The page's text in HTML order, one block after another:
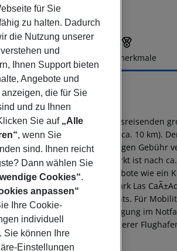
Hotelmerkmale
& Spa
5
sich besonders bei Hochzeitsreisenden
ca. 110 km, Los Cristianos ca. 10 km).
und Sonnenliegen gegen Gebühr
km vom Hotel, ein Supermarkt ist nach
3 km. Unterhaltungsangebote wie ein
aus erreichbar: Nationalpark Las
und Sta. Cruz Monuments. Für
Zur ärztlichen Versorgung im
ca. 81 km entfernt. Ein weiterer
für Sie
zu halten. Dadurch
die Nutzung unserer
und
Ihnen Support bieten
Angebote und
die für Sie
und zu Ihnen
Sie auf „Alle
, wenn Sie
sind. Ihnen reicht
Dann wählen Sie
Cookies“.
anpassen“
Ihre Cookie-
individuell
Sie können Ihre
Einstellungen